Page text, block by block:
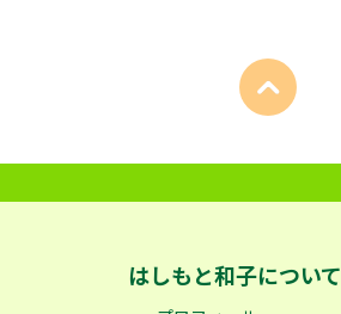
はしもと和子について